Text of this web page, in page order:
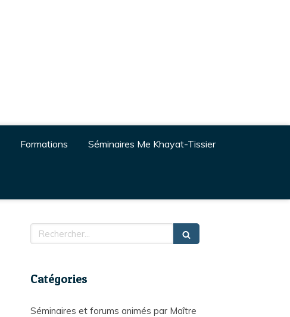
Formations Séminaires Me Khayat-Tissier
Rechercher
Catégories
Séminaires et forums animés par Maître